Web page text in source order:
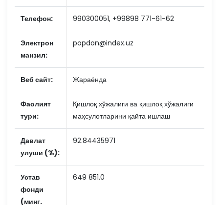
Телефон: 990300051, +99898 771-61-62
Электрон
манзил:
popdon@index.uz
Веб сайт: Жараёнда
Фаолият
тури:
Қишлоқ хўжалиги ва қишлоқ хўжалиги
маҳсулотларини қайта ишлаш
Давлат
улуши (%):
92.84435971
Устав
фонди
(минг.
649 851.0